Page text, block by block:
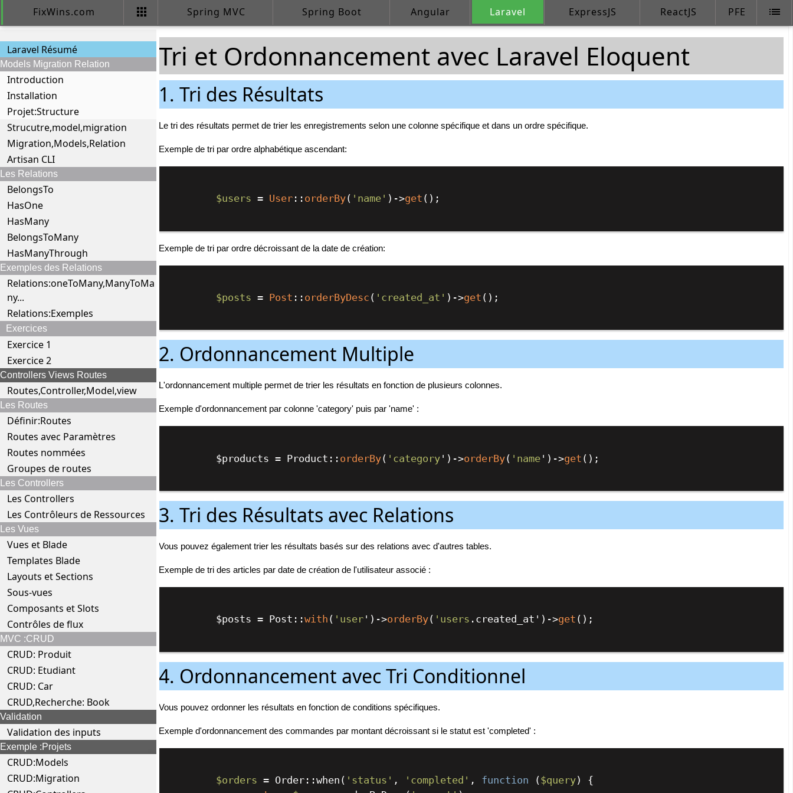
FixWins.com apps Spring MVC Spring Boot Angular Laravel ExpressJS ReactJS PFE list
Laravel Résumé
Models Migration Relation
Introduction
Installation
Projet:Structure
Strucutre,model,migration
Migration,Models,Relation
Artisan CLI
Les Relations
BelongsTo
HasOne
HasMany
BelongsToMany
HasManyThrough
Exemples des Relations
Relations:oneToMany,ManyToMa
ny...
Relations:Exemples
Exercices
Exercice 1
Exercice 2
Controllers Views Routes
Routes,Controller,Model,view
Les Routes
Définir:Routes
Routes avec Paramètres
Routes nommées
Groupes de routes
Les Controllers
Les Controllers
Les Contrôleurs de Ressources
Les Vues
Vues et Blade
Templates Blade
Layouts et Sections
Sous-vues
Composants et Slots
Contrôles de flux
MVC :CRUD
CRUD: Produit
CRUD: Etudiant
CRUD: Car
CRUD,Recherche: Book
Validation
Validation des inputs
Exemple :Projets
CRUD:Models
CRUD:Migration
Tri et Ordonnancement avec Laravel Eloquent
1. Tri des Résultats
Le tri des résultats permet de trier les enregistrements selon une colonne spécifique et dans un ordre spécifique.
Exemple de tri par ordre alphabétique ascendant:
$users = User :: orderBy( 'name' )->get ();
Exemple de tri par ordre décroissant de la date de création:
$posts = Post :: orderByDesc ( 'created_at' )->get ();
2. Ordonnancement Multiple
L'ordonnancement multiple permet de trier les résultats en fonction de plusieurs colonnes.
Exemple d'ordonnancement par colonne 'category' puis par 'name' :
        $products = Product::
orderBy( 'category ') ->orderBy( 'name ') ->get ();
3. Tri des Résultats avec Relations
Vous pouvez également trier les résultats basés sur des relations avec d'autres tables.
Exemple de tri des articles par date de création de l'utilisateur associé :
        $posts = Post::
with ( 'user ') ->orderBy( 'users .created_at') ->get ();
4. Ordonnancement avec Tri Conditionnel
Vous pouvez ordonner les résultats en fonction de conditions spécifiques.
Exemple d'ordonnancement des commandes par montant décroissant si le statut est 'completed' :
$orders = Order::when( 'status' , 'completed' , function ($query) {